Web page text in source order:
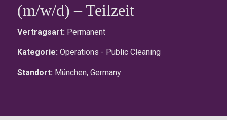
(m/w/d) – Teilzeit
Vertragsart: Permanent
Kategorie: Operations - Public Cleaning
Standort: München, Germany